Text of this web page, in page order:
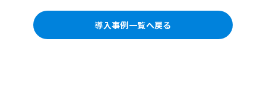
導入事例一覧へ戻る